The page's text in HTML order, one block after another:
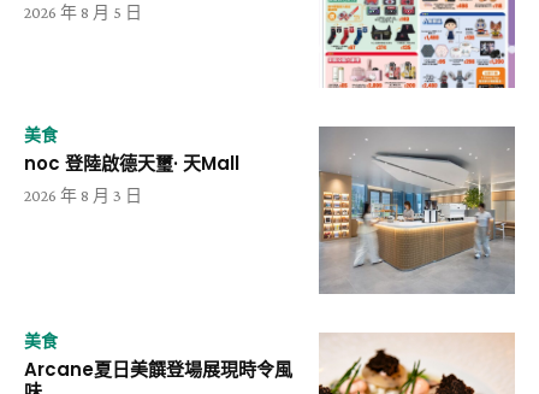
2026 年 8 月 5 日
美食
noc 登陸啟德天璽· 天Mall
2026 年 8 月 3 日
美食
Arcane夏日美饌登場展現時令風